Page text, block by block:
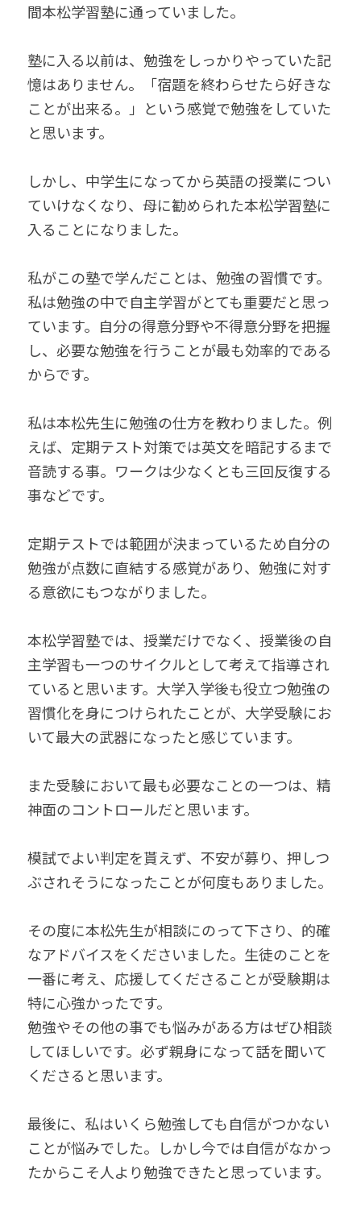
間本松学習塾に通っていました。
塾に入る以前は、勉強をしっかりやっていた記
憶はありません。「宿題を終わらせたら好きな
ことが出来る。」という感覚で勉強をしていた
と思います。
しかし、中学生になってから英語の授業につい
ていけなくなり、母に勧められた本松学習塾に
入ることになりました。
私がこの塾で学んだことは、勉強の習慣です。
私は勉強の中で自主学習がとても重要だと思っ
ています。自分の得意分野や不得意分野を把握
し、必要な勉強を行うことが最も効率的である
からです。
私は本松先生に勉強の仕方を教わりました。例
えば、定期テスト対策では英文を暗記するまで
音読する事。ワークは少なくとも三回反復する
事などです。
定期テストでは範囲が決まっているため自分の
勉強が点数に直結する感覚があり、勉強に対す
る意欲にもつながりました。
本松学習塾では、授業だけでなく、授業後の自
主学習も一つのサイクルとして考えて指導され
ていると思います。大学入学後も役立つ勉強の
習慣化を身につけられたことが、大学受験にお
いて最大の武器になったと感じています。
また受験において最も必要なことの一つは、精
神面のコントロールだと思います。
模試でよい判定を貰えず、不安が募り、押しつ
ぶされそうになったことが何度もありました。
その度に本松先生が相談にのって下さり、的確
なアドバイスをくださいました。生徒のことを
一番に考え、応援してくださることが受験期は
特に心強かったです。
勉強やその他の事でも悩みがある方はぜひ相談
してほしいです。必ず親身になって話を聞いて
くださると思います。
最後に、私はいくら勉強しても自信がつかない
ことが悩みでした。しかし今では自信がなかっ
たからこそ人より勉強できたと思っています。